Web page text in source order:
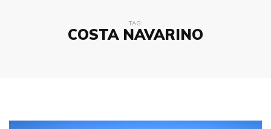
TAG:
COSTA NAVARINO